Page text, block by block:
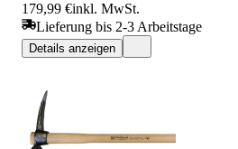
179,99 €inkl. MwSt.
Lieferung bis 2-3 Arbeitstage
Details anzeigen